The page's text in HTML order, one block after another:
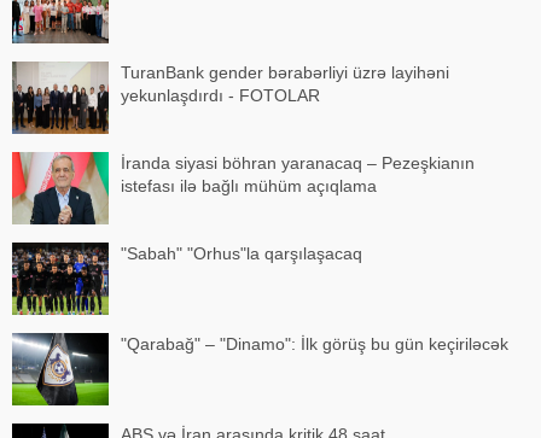
TuranBank gender bərabərliyi üzrə layihəni
yekunlaşdırdı - FOTOLAR
İranda siyasi böhran yaranacaq – Pezeşkianın
istefası ilə bağlı mühüm açıqlama
"Sabah" "Orhus"la qarşılaşacaq
"Qarabağ" – "Dinamo": İlk görüş bu gün keçiriləcək